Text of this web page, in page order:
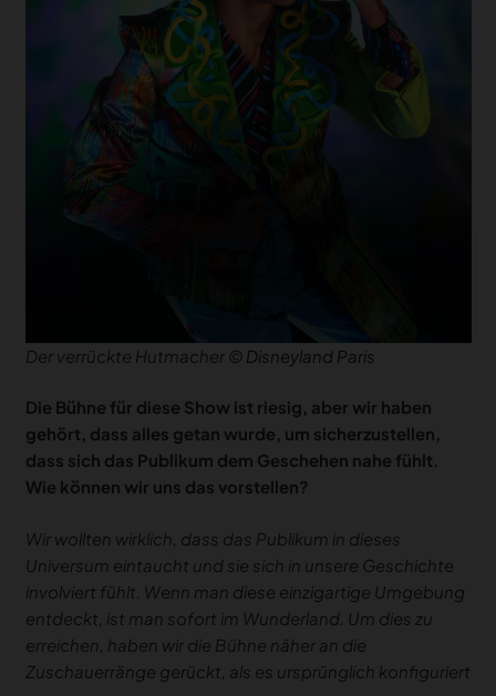
Der verrückte Hutmacher © Disneyland Paris
Die Bühne für diese Show ist riesig, aber wir haben
gehört, dass alles getan wurde, um sicherzustellen,
dass sich das Publikum dem Geschehen nahe fühlt.
Wie können wir uns das vorstellen?
Wir wollten wirklich, dass das Publikum in dieses
Universum eintaucht und sie sich in unsere Geschichte
involviert fühlt. Wenn man diese einzigartige Umgebung
entdeckt, ist man sofort im Wunderland. Um dies zu
erreichen, haben wir die Bühne näher an die
Zuschauerränge gerückt, als es ursprünglich konfiguriert